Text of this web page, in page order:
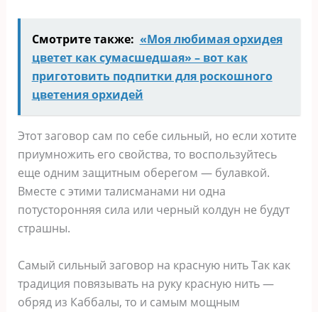
Смотрите также: «Моя любимая орхидея
цветет как сумасшедшая» – вот как
приготовить подпитки для роскошного
цветения орхидей
Этот заговор сам по себе сильный, но если хотите
приумножить его свойства, то воспользуйтесь
еще одним защитным оберегом — булавкой.
Вместе с этими талисманами ни одна
потусторонняя сила или черный колдун не будут
страшны.
Самый сильный заговор на красную нить Так как
традиция повязывать на руку красную нить —
обряд из Каббалы, то и самым мощным